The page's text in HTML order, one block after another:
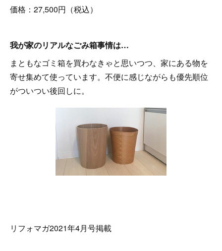
価格：27,500円（税込）
我が家のリアルなごみ箱事情は…
まともなゴミ箱を買わなきゃと思いつつ、家にある物を
寄せ集めて使っています。不便に感じながらも優先順位
がついつい後回しに。
リフォマガ2021年4月号掲載